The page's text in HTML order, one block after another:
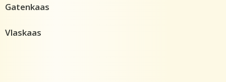
Gatenkaas
Vlaskaas